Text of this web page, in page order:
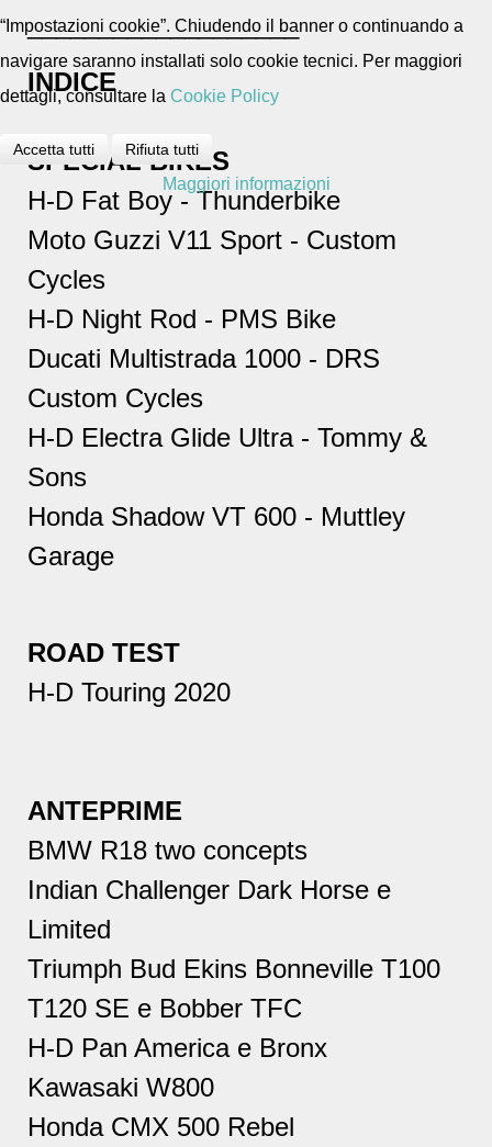
___________________
INDICE
SPECIAL BIKES
H-D Fat Boy - Thunderbike
Moto Guzzi V11 Sport - Custom
Cycles
H-D Night Rod - PMS Bike
Ducati Multistrada 1000 - DRS
Custom Cycles
H-D Electra Glide Ultra - Tommy &
Sons
Honda Shadow VT 600 - Muttley
Garage
ROAD TEST
H-D Touring 2020
ANTEPRIME
BMW R18 two concepts
Indian Challenger Dark Horse e
Limited
Triumph Bud Ekins Bonneville T100
T120 SE e Bobber TFC
H-D Pan America e Bronx
Kawasaki W800
Honda CMX 500 Rebel
“Impostazioni cookie”. Chiudendo il banner o continuando a
navigare saranno installati solo cookie tecnici. Per maggiori
dettagli, consultare la Cookie Policy
Accetta tutti Rifiuta tutti
Maggiori informazioni